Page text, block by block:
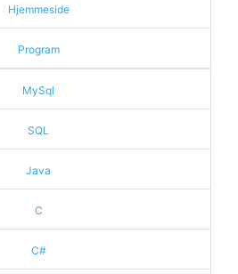
Hjemmeside
Program
MySql
SQL
Java
C
C#